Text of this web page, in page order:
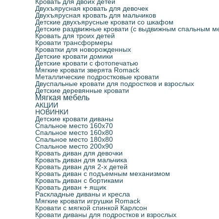
Двухъярусная кровать для девочек
Двухъярусная кровать для мальчиков
Детские двухъярусные кровати со шкафом
Детские раздвижные кровати (с выдвижным спальным
Кровать для троих детей
Кровати трансформеры
Кроватки для новорожденных
Детские кровати домики
Детские кровати с фотопечатью
Мягкие кровати зверята Romack
Металлические подростковые кровати
Двуспальные кровати для подростков и взрослых
Детские деревянные кровати
Мягкая мебель
АКЦИИ
НОВИНКИ
Детские кровати диваны
Спальное место 160х70
Спальное место 160х80
Спальное место 180х80
Спальное место 200х90
Кровать диван для девочки
Кровать диван для мальчика
Кровать диван для 2-х детей
Кровать диван с подъемным механизмом
Кровать диван с бортиками
Кровать диван + ящик
Раскладные диваны и кресла
Мягкие кровати игрушки Romack
Кровати с мягкой спинкой Карлсон
Кровати диваны для подростков и взрослых